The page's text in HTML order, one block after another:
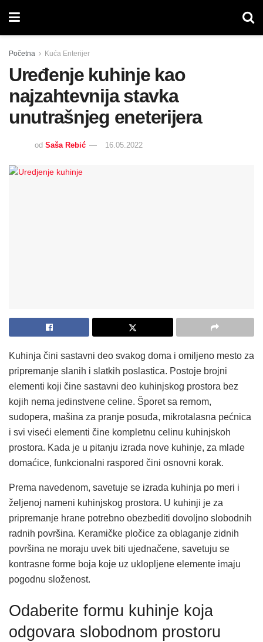
Početna Kuća Enterijer
Uređenje kuhinje kao
najzahtevnija stavka
unutrašnjeg eneterijera
od Saša Rebić 16.05.2022
Kuhinja čini sastavni deo svakog doma i omiljeno mesto za
pripremanje slanih i slatkih poslastica. Postoje brojni
elementi koji čine sastavni deo kuhinjskog prostora bez
kojih nema jedinstvene celine. Šporet sa rernom,
sudopera, mašina za pranje posuđa, mikrotalasna pećnica
i svi viseći elementi čine kompletnu celinu kuhinjskoh
prostora. Kada je u pitanju izrada nove kuhinje, za mlade
domaćice, funkcionalni raspored čini osnovni korak.
Prema navedenom, savetuje se izrada kuhinja po meri i
željenoj nameni kuhinjskog prostora. U kuhinji je za
pripremanje hrane potrebno obezbediti dovoljno slobodnih
radnih površina. Keramičke pločice za oblaganje zidnih
površina ne moraju uvek biti ujednačene, savetuju se
kontrasne forme boja koje uz uklopljene elemente imaju
pogodnu složenost.
Odaberite formu kuhinje koja
odgovara slobodnom prostoru